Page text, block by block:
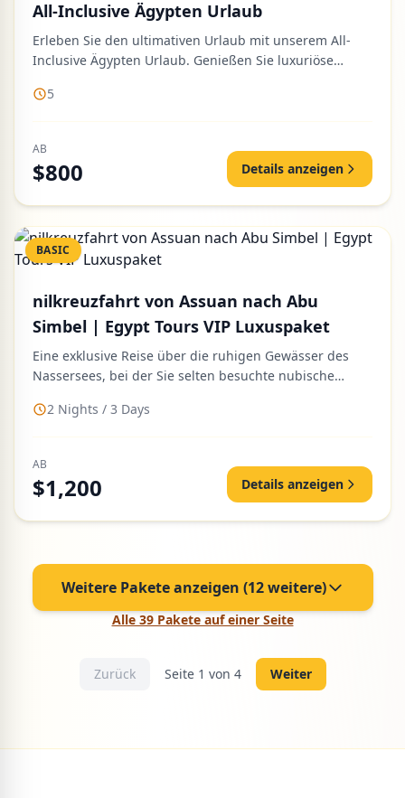
All-Inclusive Ägypten Urlaub
Erleben Sie den ultimativen Urlaub mit unserem All-
Inclusive Ägypten Urlaub. Genießen Sie luxuriöse
5
AB
$800 Details anzeigen
BASIC
nilkreuzfahrt von Assuan nach Abu
Simbel | Egypt Tours VIP Luxuspaket
Eine exklusive Reise über die ruhigen Gewässer des
Nassersees, bei der Sie selten besuchte nubische
2 Nights / 3 Days
AB
$1,200 Details anzeigen
Weitere Pakete anzeigen (12 weitere)
Alle 39 Pakete auf einer Seite
Zurück Seite 1 von 4 Weiter